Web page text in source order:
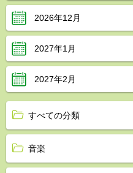
2026年12月
2027年1月
2027年2月
すべての分類
音楽